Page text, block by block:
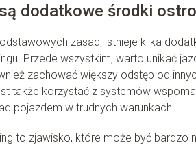
dodatkowe środki
zasad, istnieje kilka
Przede wszystkim, warto unikać
zachować większy odstęp od
także korzystać z systemów
pojazdem w trudnych warunkach.
to zjawisko, które może być bardzo